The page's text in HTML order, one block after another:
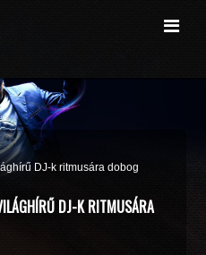
DJ-K RITMUSÁRA